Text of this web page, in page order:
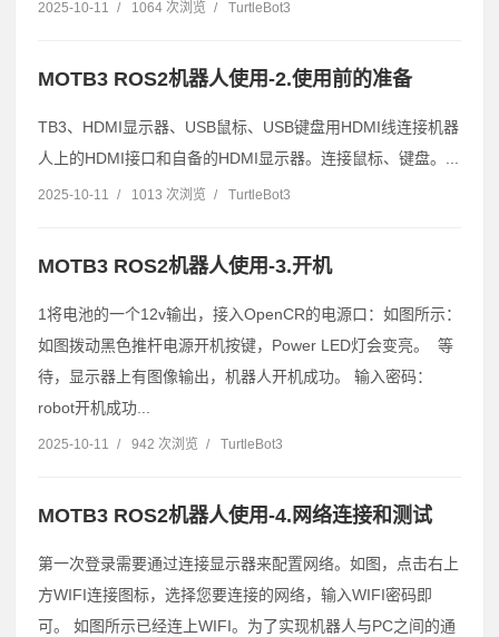
2025-10-11 / 1064 次浏览 / TurtleBot3
MOTB3 ROS2机器人使用-2.使用前的准备
TB3、HDMI显示器、USB鼠标、USB键盘用HDMI线连接机器
人上的HDMI接口和自备的HDMI显示器。连接鼠标、键盘。...
2025-10-11 / 1013 次浏览 / TurtleBot3
MOTB3 ROS2机器人使用-3.开机
1将电池的一个12v输出，接入OpenCR的电源口：如图所示：
如图拨动黑色推杆电源开机按键，Power LED灯会变亮。 等
待，显示器上有图像输出，机器人开机成功。 输入密码：
robot开机成功...
2025-10-11 / 942 次浏览 / TurtleBot3
MOTB3 ROS2机器人使用-4.网络连接和测试
第一次登录需要通过连接显示器来配置网络。如图，点击右上
方WIFI连接图标，选择您要连接的网络，输入WIFI密码即
可。 如图所示已经连上WIFI。为了实现机器人与PC之间的通